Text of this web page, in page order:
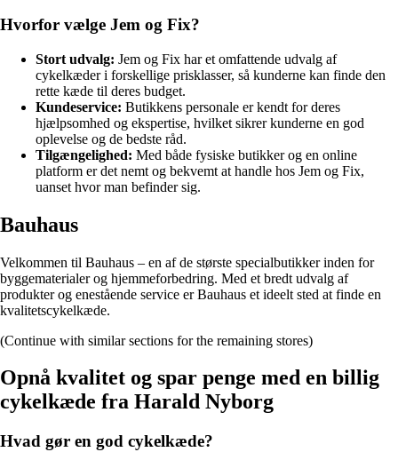
Hvorfor vælge Jem og Fix?
Stort udvalg: Jem og Fix har et omfattende udvalg af
cykelkæder i forskellige prisklasser, så kunderne kan finde den
rette kæde til deres budget.
Kundeservice: Butikkens personale er kendt for deres
hjælpsomhed og ekspertise, hvilket sikrer kunderne en god
oplevelse og de bedste råd.
Tilgængelighed: Med både fysiske butikker og en online
platform er det nemt og bekvemt at handle hos Jem og Fix,
uanset hvor man befinder sig.
Bauhaus
Velkommen til Bauhaus – en af de største specialbutikker inden for
byggematerialer og hjemmeforbedring. Med et bredt udvalg af
produkter og enestående service er Bauhaus et ideelt sted at finde en
kvalitetscykelkæde.
(Continue with similar sections for the remaining stores)
Opnå kvalitet og spar penge med en billig
cykelkæde fra Harald Nyborg
Hvad gør en god cykelkæde?